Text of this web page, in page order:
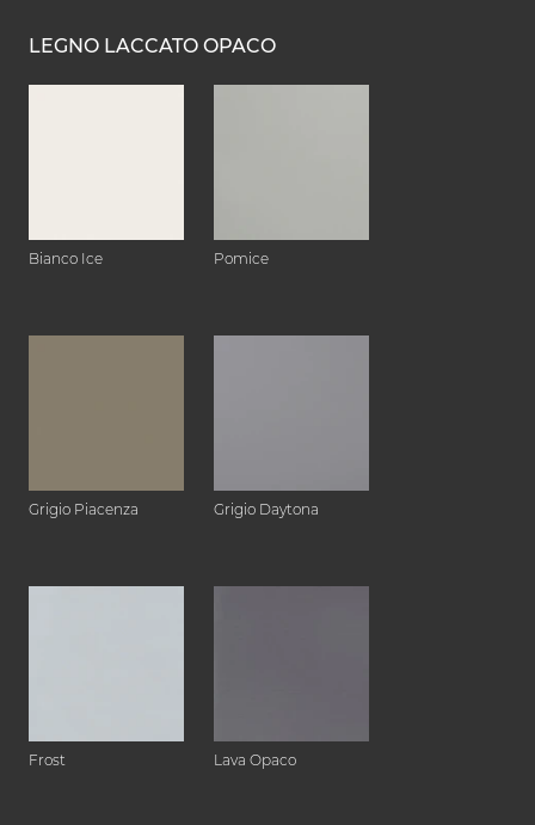
LEGNO LACCATO OPACO
Bianco Ice Pomice
Grigio Piacenza Grigio Daytona
Frost Lava Opaco